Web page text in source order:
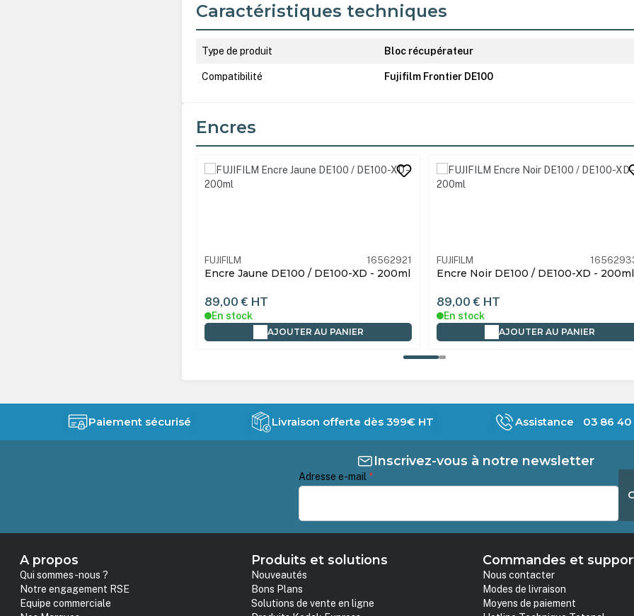
Caractéristiques techniques
Type de produit Bloc récupérateur
Compatibilité Fujifilm Frontier DE100
Encres
Ignorer la galerie de produits
FUJIFILM 16562933B
Encre Noir DE100 / DE100-XD - 200ml
89,00 € HT
En stock
AJOUTER AU PANIER
FUJIFILM
Encre Cyan DE100 / DE100-XD - 200ml
89,00 € HT
En stock
AJOUTER AU PANIER
Paiement sécurisé Livraison offerte dès 399€ HT Assistance 03 86 40
Inscrivez-vous à notre newsletter
Adresse e-mail *
A propos
Qui sommes-nous ?
Notre engagement RSE
Equipe commerciale
Produits et solutions
Nouveautés
Bons Plans
Solutions de vente en ligne
Commandes et
Nous contacter
Modes de livraison
Moyens de paiement